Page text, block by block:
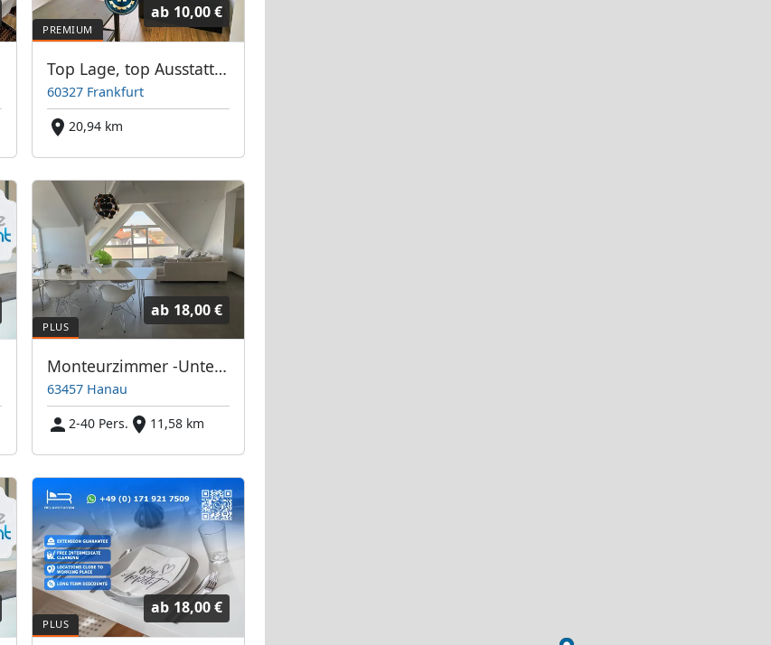
ab 10,00 €
Top Lage, top Ausstattung: Monteurwohnung Frankfurter Bett GmbH
60327 Frankfurt
20,94 km
ab 18,00 €
Monteurzimmer -Unterkunft -Hanau
63457 Hanau
2-40 Pers.
11,58 km
ab 18,00 €